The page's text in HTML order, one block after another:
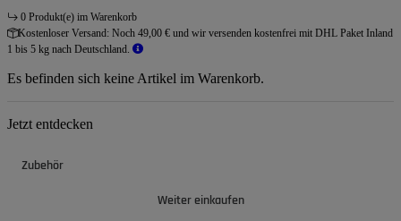
0 Produkt(e) im Warenkorb
Kostenloser Versand: Noch 49,00 € und wir versenden kostenfrei mit DHL Paket Inland
1 bis 5 kg nach Deutschland.
Es befinden sich keine Artikel im Warenkorb.
Jetzt entdecken
Zubehör
Weiter einkaufen